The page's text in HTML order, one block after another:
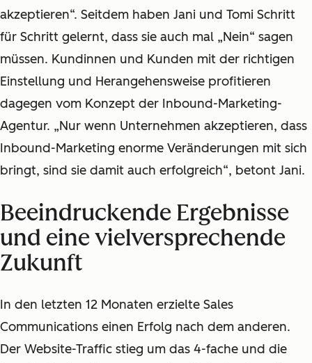
akzeptieren“. Seitdem haben Jani und Tomi Schritt
für Schritt gelernt, dass sie auch mal „Nein“ sagen
müssen. Kundinnen und Kunden mit der richtigen
Einstellung und Herangehensweise profitieren
dagegen vom Konzept der Inbound-Marketing-
Agentur. „Nur wenn Unternehmen akzeptieren, dass
Inbound-Marketing enorme Veränderungen mit sich
bringt, sind sie damit auch erfolgreich“, betont Jani.
Beeindruckende Ergebnisse
und eine vielversprechende
Zukunft
In den letzten 12 Monaten erzielte Sales
Communications einen Erfolg nach dem anderen.
Der Website-Traffic stieg um das 4-fache und die